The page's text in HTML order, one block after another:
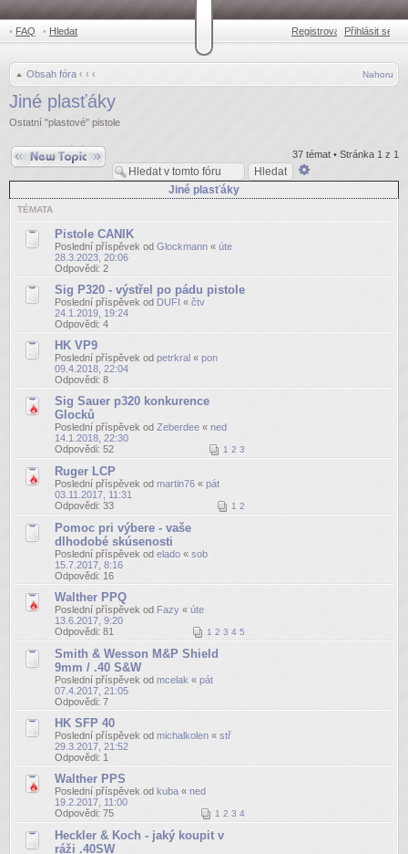
• FAQ • Hledat Registrovat •Přihlásit se
Obsah fóra ‹ ‹ ‹ Nahoru
Jiné plasťáky
Ostatní "plastové" pistole
37 témat • Stránka 1 z 1
Odeslat nové téma
hledání
Jiné plasťáky
TÉMATA
Pistole CANIK
Poslední příspěvek od Glockmann « úte
28.3.2023, 20:06
Odpovědi: 2
Sig P320 - výstřel po pádu pistole
Poslední příspěvek od DUFI « čtv
24.1.2019, 19:24
Odpovědi: 4
HK VP9
Poslední příspěvek od petrkral « pon
09.4.2018, 22:04
Odpovědi: 8
Sig Sauer p320 konkurence
Glocků
Poslední příspěvek od Zeberdee « ned
14.1.2018, 22:30
Odpovědi: 52 1 2 3
Ruger LCP
Poslední příspěvek od martin76 « pát
03.11.2017, 11:31
Odpovědi: 33 1 2
Pomoc pri výbere - vaše
dlhodobé skúsenosti
Poslední příspěvek od elado « sob
15.7.2017, 8:16
Odpovědi: 16
Walther PPQ
Poslední příspěvek od Fazy « úte
13.6.2017, 9:20
Odpovědi: 81 1 2 3 4 5
Smith & Wesson M&P Shield
9mm / .40 S&W
Poslední příspěvek od mcelak « pát
07.4.2017, 21:05
Odpovědi: 7
HK SFP 40
Poslední příspěvek od michalkolen « stř
29.3.2017, 21:52
Odpovědi: 1
Walther PPS
Poslední příspěvek od kuba « ned
19.2.2017, 11:00
Odpovědi: 75 1 2 3 4
Heckler & Koch - jaký koupit v
ráži .40SW